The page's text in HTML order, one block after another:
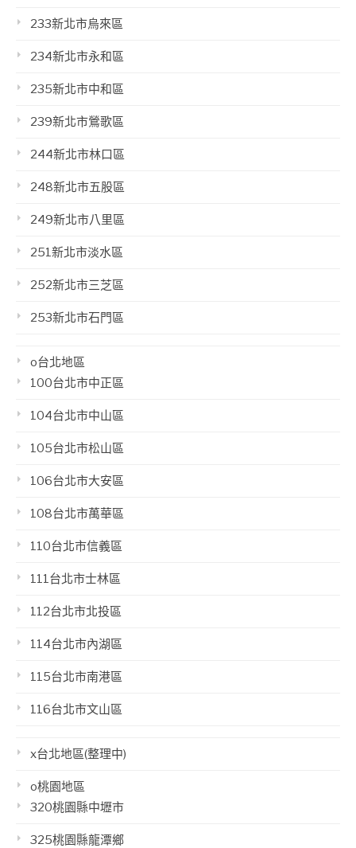
233新北市烏來區
234新北市永和區
235新北市中和區
239新北市鶯歌區
244新北市林口區
248新北市五股區
249新北市八里區
251新北市淡水區
252新北市三芝區
253新北市石門區
o台北地區
100台北市中正區
104台北市中山區
105台北市松山區
106台北市大安區
108台北市萬華區
110台北市信義區
111台北市士林區
112台北市北投區
114台北市內湖區
115台北市南港區
116台北市文山區
x台北地區(整理中)
o桃園地區
320桃園縣中壢市
325桃園縣龍潭鄉